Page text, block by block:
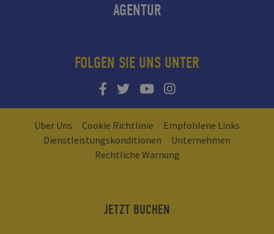
AGENTUR
FOLGEN SIE UNS UNTER
Über Uns Cookie Richtlinie
Empfohlene Links
Dienstleistungskonditionen
Unternehmen
Rechtliche Warnung
JETZT BUCHEN